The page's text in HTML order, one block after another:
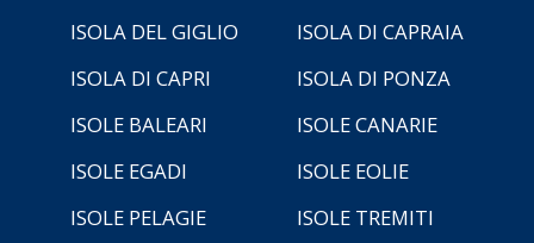
ISOLA DEL GIGLIO
ISOLA DI CAPRAIA
ISOLA DI CAPRI
ISOLA DI PONZA
ISOLE BALEARI
ISOLE CANARIE
ISOLE EGADI
ISOLE EOLIE
ISOLE PELAGIE
ISOLE TREMITI